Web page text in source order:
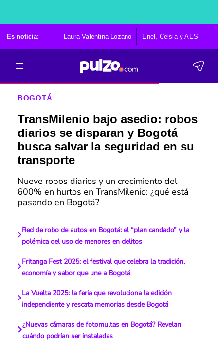
Es noticia: Laura Valentina Lozano Enel, Celsia y AES
BOGOTÁ
TransMilenio bajo asedio: robos
diarios se disparan y Bogotá
busca salvar la seguridad en su
transporte
Nueve robos diarios y un crecimiento del
600% en hurtos en TransMilenio: ¿qué está
pasando en Bogotá?
Red de robo de autos en Bogotá: el “plan candado” y la
polémica del uso de menores en delitos
Fritanga Fest 2025: el festival que celebra la tradición,
economía y sabor que une a Bogotá
La Vuelta 2025: la feria que revoluciona la edición
independiente y rescata memorias desde Bogotá
¿Nuevas cámaras de fotomultas en Bogotá? Revelan
cuándo podrían ser instaladas